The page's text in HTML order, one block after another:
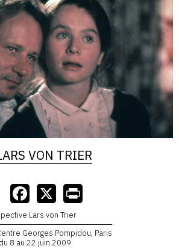
VON TRIER
Lars von Trier
Georges Pompidou, Paris
8 au 22 juin 2009